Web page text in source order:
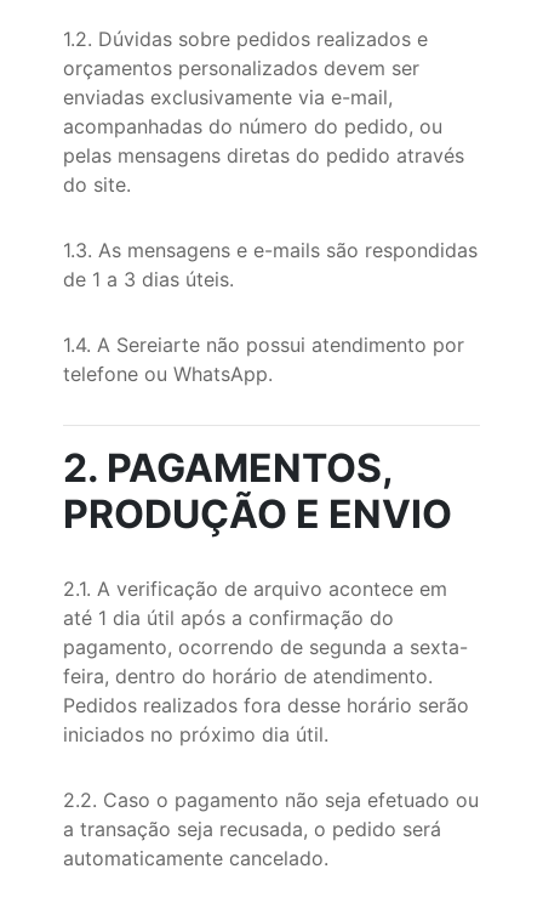
1.2. Dúvidas sobre pedidos realizados e
orçamentos personalizados devem ser
enviadas exclusivamente via e-mail,
acompanhadas do número do pedido, ou
pelas mensagens diretas do pedido através
do site.
1.3. As mensagens e e-mails são respondidas
de 1 a 3 dias úteis.
1.4. A Sereiarte não possui atendimento por
telefone ou WhatsApp.
2. PAGAMENTOS,
PRODUÇÃO E ENVIO
2.1. A verificação de arquivo acontece em
até 1 dia útil após a confirmação do
pagamento, ocorrendo de segunda a sexta-
feira, dentro do horário de atendimento.
Pedidos realizados fora desse horário serão
iniciados no próximo dia útil.
2.2. Caso o pagamento não seja efetuado ou
a transação seja recusada, o pedido será
automaticamente cancelado.